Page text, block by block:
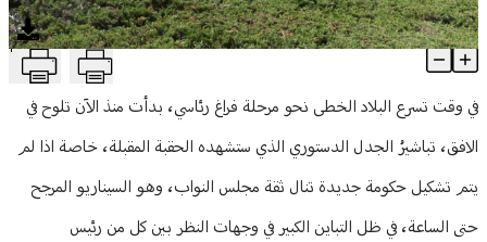
منوعات
تباشير الجدل الدستوري البيزنطي بدأت بالظهور: أبشروا! T
Article Content
في وقت تسرع البلاد الخطى نحو مرحلة فراغ رئاسي، بدأت منذ الآن تلوح في
الافق، تباشيرُ الجدل الدستوري الذي ستشهده الحقبة المقبلة، خاصة اذا لم
يتم تشكيل حكومة جديدة تنال ثقة مجلس النواب، وهو السيناريو المرجح
حتى الساعة، في ظل التباين الكبير في وجهات النظر بين كل من رئيس